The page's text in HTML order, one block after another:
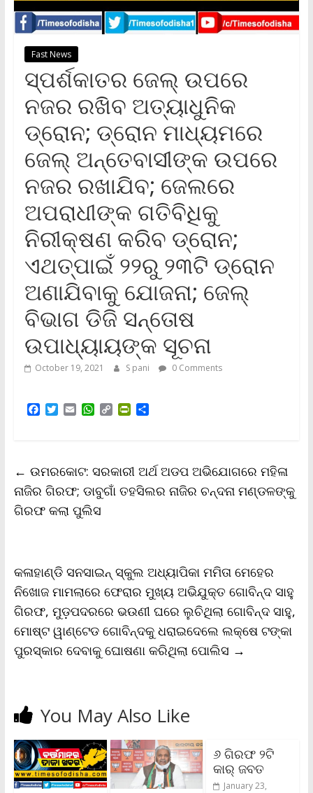
Fast News
ସ୍ପର୍ଶକାତର ଜେଲ୍ ଉପରେ
ନଜର ରଖିବ ଅତ୍ୟାଧୁନିକ
ଡ୍ରୋନ; ଡ୍ରୋନ ମାଧ୍ୟମରେ
ଜେଲ୍ ଅନ୍ତେବାସୀଙ୍କ ଉପରେ
ନଜର ରଖାଯିବ; ଜେଲରେ
ଅପରାଧୀଙ୍କ ଗତିବିଧିକୁ
ନିରୀକ୍ଷଣ କରିବ ଡ୍ରୋନ;
ଏଥତ୍ପାଇଁ ୨୨ରୁ ୨୩ଟି ଡ୍ରୋନ
ଅଣାଯିବାକୁ ଯୋଜନା; ଜେଲ୍
ବିଭାଗ ଡିଜି ସନ୍ତୋଷ
ଉପାଧ୍ୟାୟଙ୍କ ସୂଚନା
October 19, 2021 S pani 0 Comments
F
o
o
k
T
e
r
E
W
A
p
p
C
i
n
k
P
F
r
i
S
← ଉମରକୋଟ: ସରକାରୀ ଅର୍ଥ ଅଡପ ଅଭିଯୋଗରେ ମହିଳା
ନାଜିର ଗିରଫ; ଡାବୁଗାଁ ତହସିଲର ନାଜିର ଚନ୍ଦନା ମଣ୍ଡଳଙ୍କୁ
ଗିରଫ କଲା ପୁଲିସ
କଳାହାଣ୍ଡି ସନସାଇନ୍ ସ୍କୁଲ ଅଧ୍ୟାପିକା ମମିତା ମେହେର
ନିଖୋଜ ମାମଲାରେ ଫେରାର ମୁଖ୍ୟ ଅଭିଯୁକ୍ତ ଗୋବିନ୍ଦ ସାହୁ
ଗିରଫ, ମୁଡ଼ପଦରରେ ଭଉଣୀ ଘରେ ଲୁଚିଥିଲା ଗୋବିନ୍ଦ ସାହୁ,
ମୋଷ୍ଟ ୱାଣ୍ଟେଡ ଗୋବିନ୍ଦକୁ ଧରାଇଦେଲେ ଲକ୍ଷେ ଟଙ୍କା
ପୁରସ୍କାର ଦେବାକୁ ଘୋଷଣା କରିଥିଲା ପୋଲିସ →
You May Also Like
୬ ଗିରଫ ୨ଟି
କାର୍‌ ଜବତ
January 23,